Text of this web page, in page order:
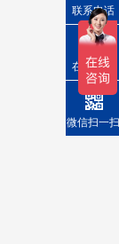
联系电话
在线询价
微信扫一扫